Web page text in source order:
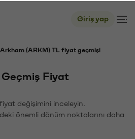
Giriş yap
Arkham (ARKM) TL fiyat geçmişi
Fiyat
değişimini inceleyin.
önemli dönüm noktalarını daha